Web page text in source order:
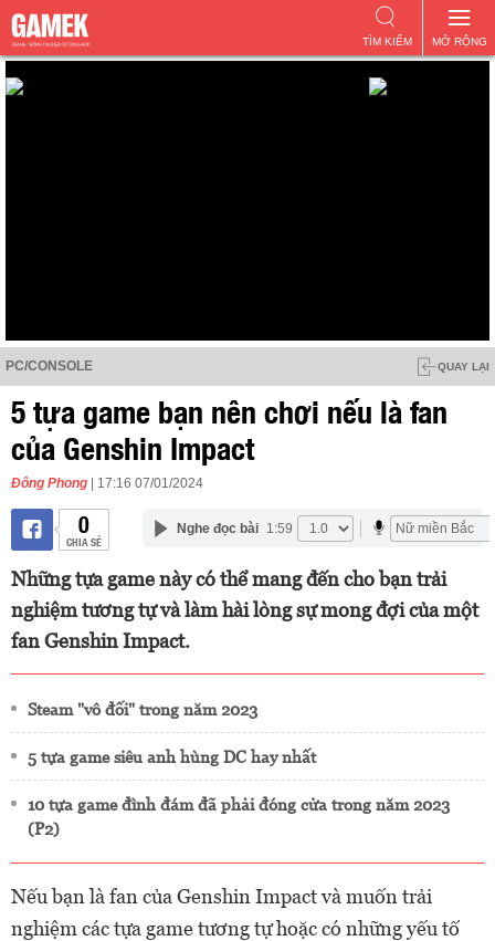
MỞ RỘNG
TÌM KIẾM
PC/CONSOLE QUAY LẠI
5 tựa game bạn nên chơi nếu là fan
của Genshin Impact
Đông Phong | 17:16 07/01/2024
0
CHIA SẺ
Nghe đọc bài 1:59
Những tựa game này có thể mang đến cho bạn trải
nghiệm tương tự và làm hài lòng sự mong đợi của một
fan Genshin Impact.
Steam "vô đối" trong năm 2023
5 tựa game siêu anh hùng DC hay nhất
10 tựa game đình đám đã phải đóng cửa trong năm 2023
(P2)
Nếu bạn là fan của Genshin Impact và muốn trải
nghiệm các tựa game tương tự hoặc có những yếu tố